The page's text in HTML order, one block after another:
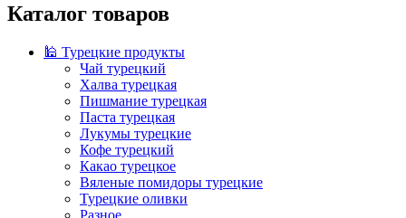
Каталог товаров
🕌 Турецкие продукты
Чай турецкий
Халва турецкая
Пишмание турецкая
Паста турецкая
Лукумы турецкие
Кофе турецкий
Какао турецкое
Вяленые помидоры турецкие
Турецкие оливки
Разное